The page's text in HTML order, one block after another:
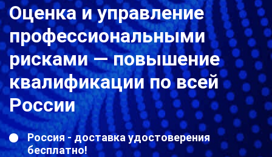
Оценка и управление
профессиональными
рисками — повышение
квалификации по всей
России
Россия - доставка удостоверения
бесплатно!